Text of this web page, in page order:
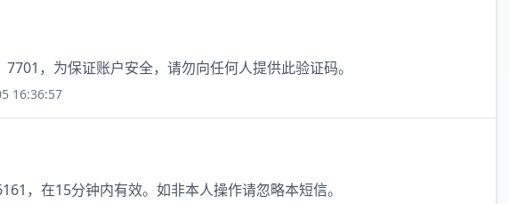
7701，为保证账户安全，请勿向任何人提供此验证码。
16:36:57
，在15分钟内有效。如非本人操作请忽略本短信。